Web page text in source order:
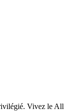
Vivez le All